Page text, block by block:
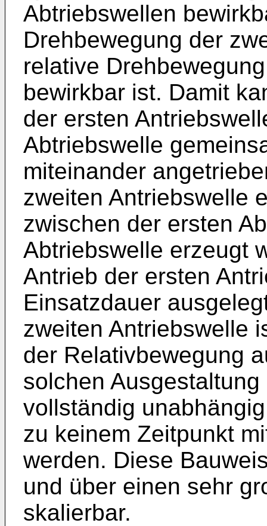
Abtriebswellen
Drehbewegung der
relative
bewirkbar ist. Damit
der ersten
Abtriebswelle
miteinander
zweiten Antriebswelle
zwischen der ersten
Abtriebswelle erzeugt
Antrieb der ersten
Einsatzdauer
zweiten Antriebswelle
der Relativbewegung
solchen
vollständig
zu keinem Zeitpunkt
werden. Diese
und über einen sehr
skalierbar.